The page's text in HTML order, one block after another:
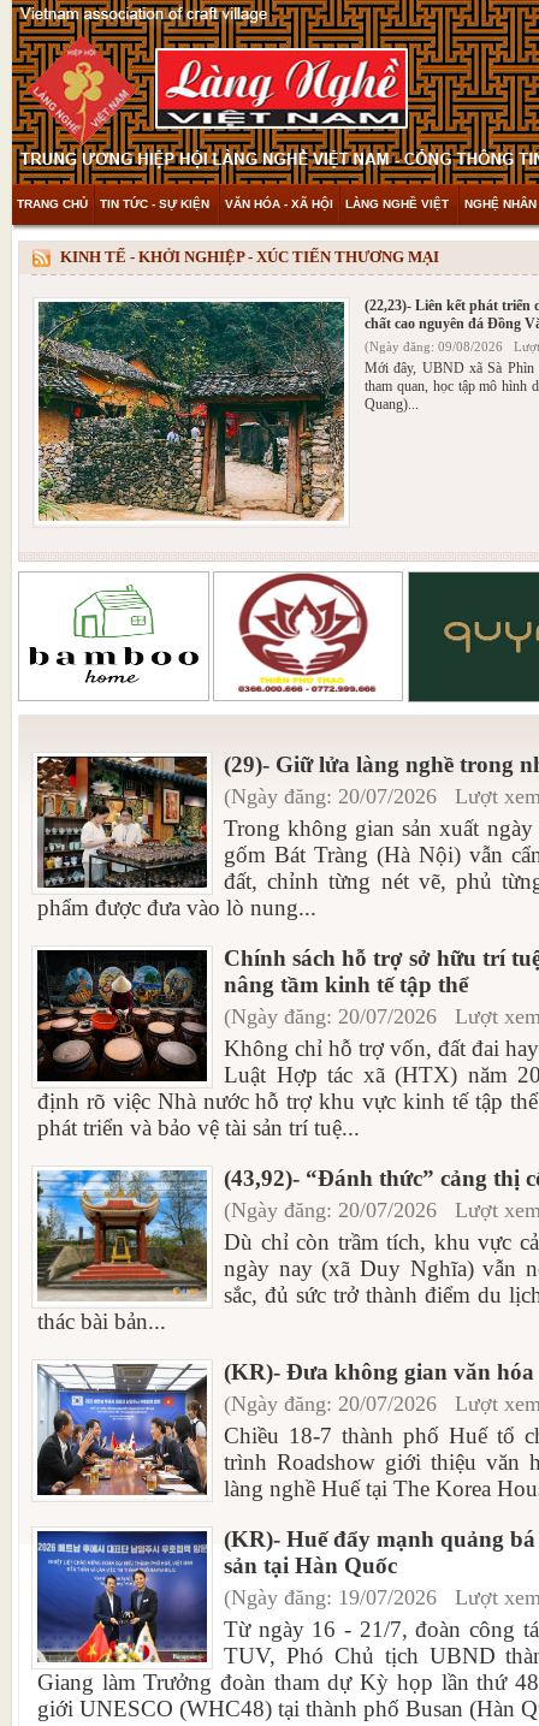
TRANG CHỦ TIN TỨC - SỰ KIỆN VĂN HÓA - XÃ HỘI LÀNG NGHỀ VIỆT NGHỆ
THAM KHẢO & KHÁM PHÁ VIDEO
KINH TẾ - KHỞI NGHIỆP - XÚC TIẾN THƯƠNG MẠI
(22,23)- Liên kết phát triển
chất cao nguyên đá Đồng
(Ngày đăng: 09/08/2026
Mới đây, UBND xã Sà Phìn
tham quan, học tập mô hình
Quang)...
(29)- Giữ lửa làng nghề trong
(Ngày đăng: 20/07/2026 Lượt
Trong không gian sản xuất
gốm Bát Tràng (Hà Nội) vẫn
đất, chỉnh từng nét vẽ, phủ
phẩm được đưa vào lò nung...
Chính sách hỗ trợ sở hữu trí
nâng tầm kinh tế tập thể
(Ngày đăng: 20/07/2026 Lượt
Không chỉ hỗ trợ vốn, đất đai
Luật Hợp tác xã (HTX) năm
định rõ việc Nhà nước hỗ trợ khu vực kinh tế tập
phát triển và bảo vệ tài sản trí tuệ...
(43,92)- “Đánh thức” cảng thị
(Ngày đăng: 20/07/2026 Lượt
Dù chỉ còn trầm tích, khu vực
ngày nay (xã Duy Nghĩa) vẫn
sắc, đủ sức trở thành điểm du
thác bài bản...
(KR)- Đưa không gian văn
(Ngày đăng: 20/07/2026 Lượt
Chiều 18-7 thành phố Huế tổ
trình Roadshow giới thiệu văn
làng nghề Huế tại The Korea
(KR)- Huế đẩy mạnh quảng
sản tại Hàn Quốc
(Ngày đăng: 19/07/2026 Lượt
Từ ngày 16 - 21/7, đoàn công
TUV, Phó Chủ tịch UBND
Giang làm Trưởng đoàn tham dự Kỳ họp lần thứ
giới UNESCO (WHC48) tại thành phố Busan (Hàn